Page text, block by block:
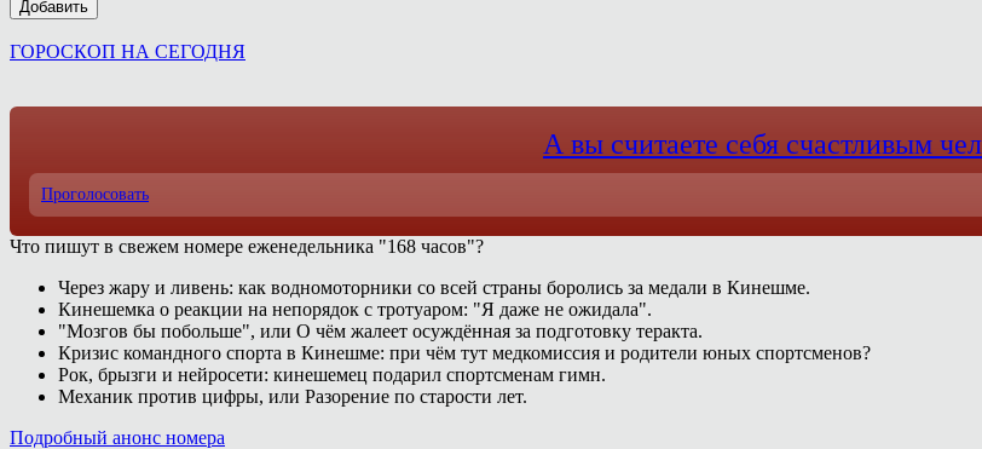
Добавить
ГОРОСКОП НА СЕГОДНЯ
А вы считаете себя счастливым
Проголосовать
Что пишут в свежем номере еженедельника "168 часов"?
Через жару и ливень: как водномоторники со всей страны боролись за медали в Кинешме.
Кинешемка о реакции на непорядок с тротуаром: "Я даже не ожидала".
"Мозгов бы побольше", или О чём жалеет осуждённая за подготовку теракта.
Кризис командного спорта в Кинешме: при чём тут медкомиссия и родители юных спортсменов?
Рок, брызги и нейросети: кинешемец подарил спортсменам гимн.
Механик против цифры, или Разорение по старости лет.
Подробный анонс номера